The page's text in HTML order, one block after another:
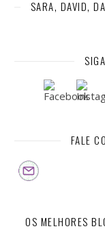
SARA, DAVID,
FALE
OS MELHORES